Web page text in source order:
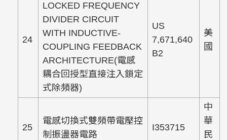
24
LOCKED FREQUENCY
DIVIDER CIRCUIT
WITH INDUCTIVE-
COUPLING FEEDBACK
ARCHITECTURE(電感
耦合回授型直接注入鎖定
式除頻器)
US
7,671,640
B2
美
國
25
電感切換式雙頻帶電壓控
制振盪器電路
I353715
中
華
民